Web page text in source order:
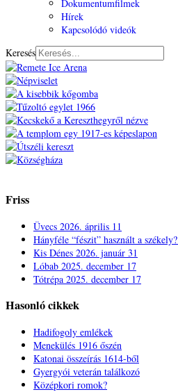
Dokumentumfilmek
Hírek
Kapcsolódó videók
Keresés
Friss
Üvecs 2026. április 11
Hányféle “fészit” használt a székely?
Kis Dénes 2026. január 31
Lóbab 2025. december 17
Tótrépa 2025. december 17
Hasonló cikkek
Hadifogoly emlékek
Menekülés 1916 őszén
Katonai összeírás 1614-ből
Gyergyói veterán találkozó
Középkori romok?